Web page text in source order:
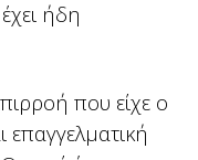
ήδη
που είχε ο
επαγγελματική